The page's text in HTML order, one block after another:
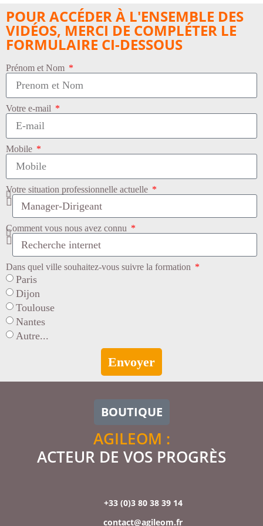
POUR ACCÉDER À L'ENSEMBLE DES
VIDÉOS, MERCI DE COMPLÉTER LE
FORMULAIRE CI-DESSOUS
Prénom et Nom
Votre e-mail
Mobile
Votre situation professionnelle actuelle
Comment vous nous avez connu
Dans quel ville souhaitez-vous suivre la formation
Paris
Dijon
Toulouse
Nantes
Autre...
Envoyer
BOUTIQUE
AGILEOM :
ACTEUR DE VOS PROGRÈS
+33 (0)3 80 38 39 14
contact@agileom.fr